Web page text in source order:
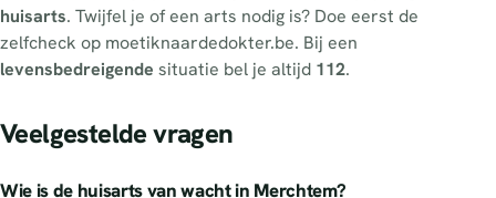
huisarts. Twijfel je of een arts nodig is? Doe eerst de
zelfcheck op moetiknaardedokter.be. Bij een
levensbedreigende situatie bel je altijd 112.
Veelgestelde vragen
Wie is de huisarts van wacht in Merchtem?